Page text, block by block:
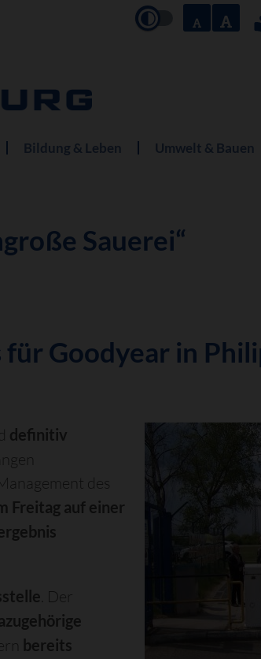
Bildung & Leben Umwelt & Bauen
Sauerei“
Goodyear in
definitiv
des
Freitag auf einer
. Der
bereits